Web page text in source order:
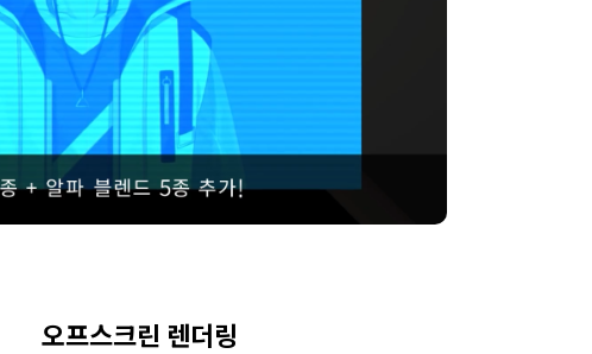
오프스크린 렌더링